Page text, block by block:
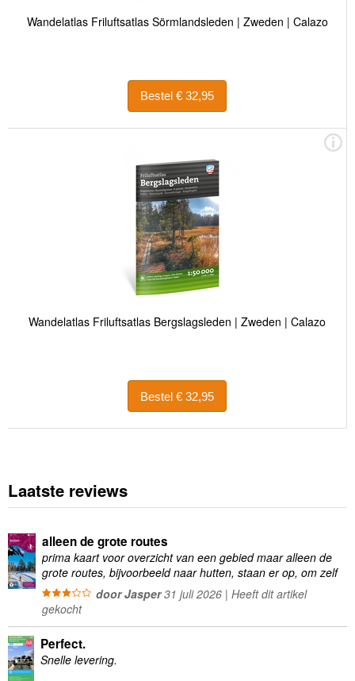
Wandelatlas Friluftsatlas Sörmlandsleden | Zweden | Calazo
Bestel € 32,95
Wandelatlas Friluftsatlas Bergslagsleden | Zweden | Calazo
Bestel € 32,95
Laatste reviews
alleen de grote routes
prima kaart voor overzicht van een gebied maar alleen de
grote routes, bijvoorbeeld naar hutten, staan er op, om zelf
wandelingen te plannen minder geschikt
door Jasper31 juli 2026 | Heeft dit artikel
gekocht
Perfect.
Snelle levering.